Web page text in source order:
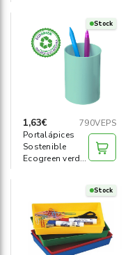
Stock
1,63€
790VEPS
Portalápices
Sostenible
Ecogreen verde
Stock